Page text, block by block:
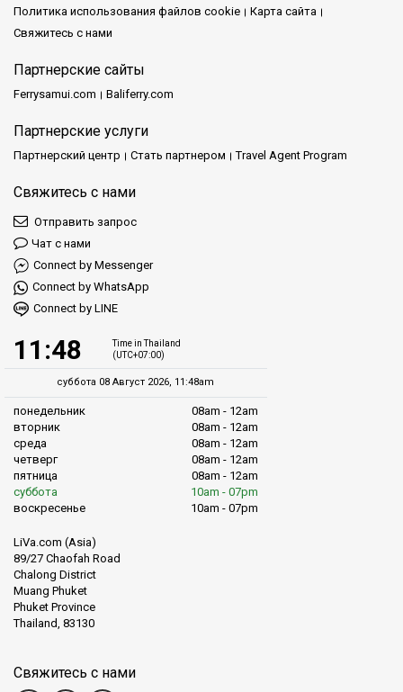
Политика использования файлов cookie
Карта сайта
Свяжитесь с нами
Партнерские сайты
Ferrysamui.com Baliferry.com
Партнерские услуги
Партнерский центр Стать партнером Travel Agent Program
Свяжитесь с нами
Отправить запрос
Чат с нами
Connect by Messenger
Connect by WhatsApp
Connect by LINE
11:48
Time in Thailand
(UTC+07:00)
суббота 08 Август 2026, 11:48am
понедельник
08am - 12am
вторник
08am - 12am
среда
08am - 12am
четверг
08am - 12am
пятница
08am - 12am
суббота
10am - 07pm
воскресенье
10am - 07pm
LiVa.com (Asia)
89/27 Chaofah Road
Chalong District
Muang Phuket
Phuket Province
Thailand, 83130
Свяжитесь с нами